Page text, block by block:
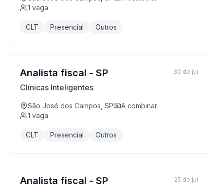
1 vaga
CLT Presencial Outros
Analista fiscal - SP
Clínicas Inteligentes
São José dos Campos, SP
A combinar
1 vaga
CLT Presencial Outros
30 de jul
Analista fiscal - SP 25 de jul